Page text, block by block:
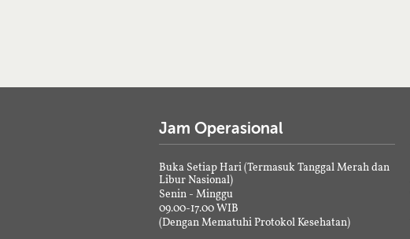
Jam Operasional
Buka Setiap Hari (Termasuk Tanggal Merah dan
Libur Nasional)
Senin - Minggu
09.00-17.00 WIB
(Dengan Mematuhi Protokol Kesehatan)